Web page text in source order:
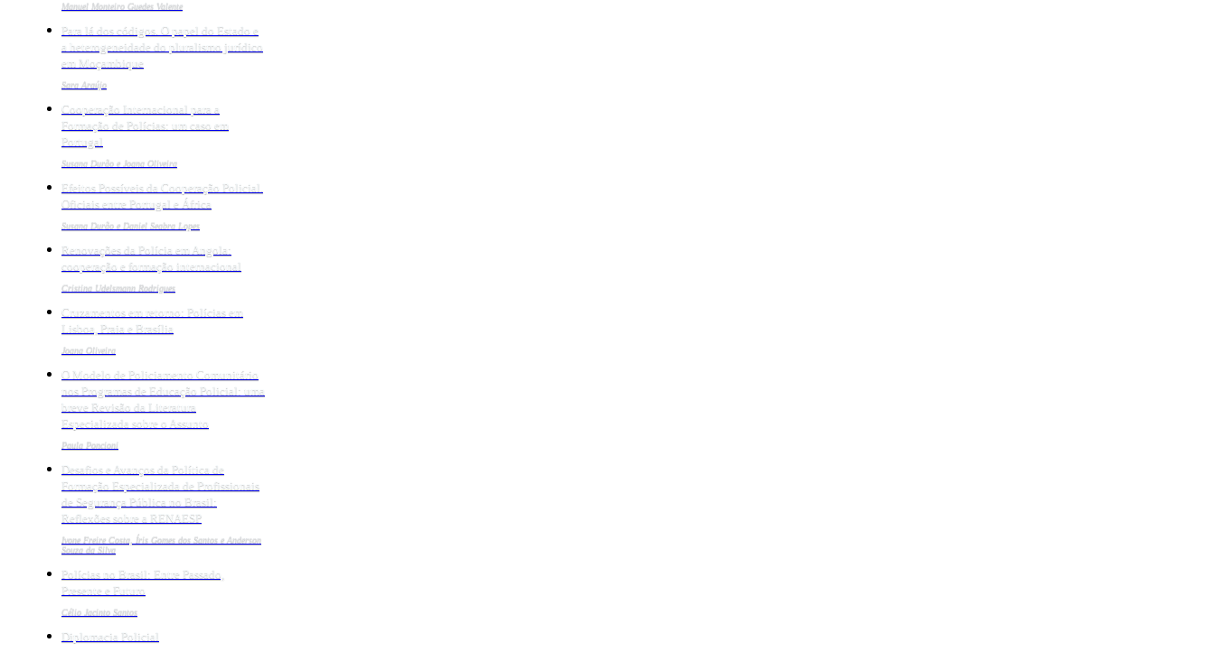
Manuel Monteiro Guedes Valente
Para lá dos códigos. O papel do Estado e
a heterogeneidade do pluralismo jurídico
em Moçambique
Sara Araújo
Cooperação Internacional para a
Formação de Polícias: um caso em
Portugal
Susana Durão e Joana Oliveira
Efeitos Possíveis da Cooperação Policial.
Oficiais entre Portugal e África
Susana Durão e Daniel Seabra Lopes
Renovações da Polícia em Angola:
cooperação e formação internacional
Cristina Udelsmann Rodrigues
Cruzamentos em retorno: Polícias em
Lisboa, Praia e Brasília
Joana Oliveira
O Modelo de Policiamento Comunitário
nos Programas de Educação Policial: uma
breve Revisão da Literatura
Especializada sobre o Assunto
Paula Poncioni
Desafios e Avanços da Política de
Formação Especializada de Profissionais
de Segurança Pública no Brasil:
Reflexões sobre a RENAESP
Ivone Freire Costa, Íris Gomes dos Santos e Anderson
Souza da Silva
Polícias no Brasil: Entre Passado,
Presente e Futuro
Célio Jacinto Santos
Diplomacia Policial